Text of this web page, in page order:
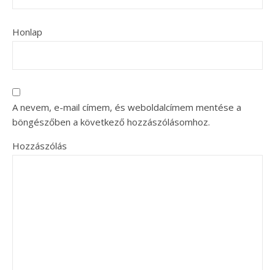
Honlap
A nevem, e-mail címem, és weboldalcímem mentése a
böngészőben a következő hozzászólásomhoz.
Hozzászólás